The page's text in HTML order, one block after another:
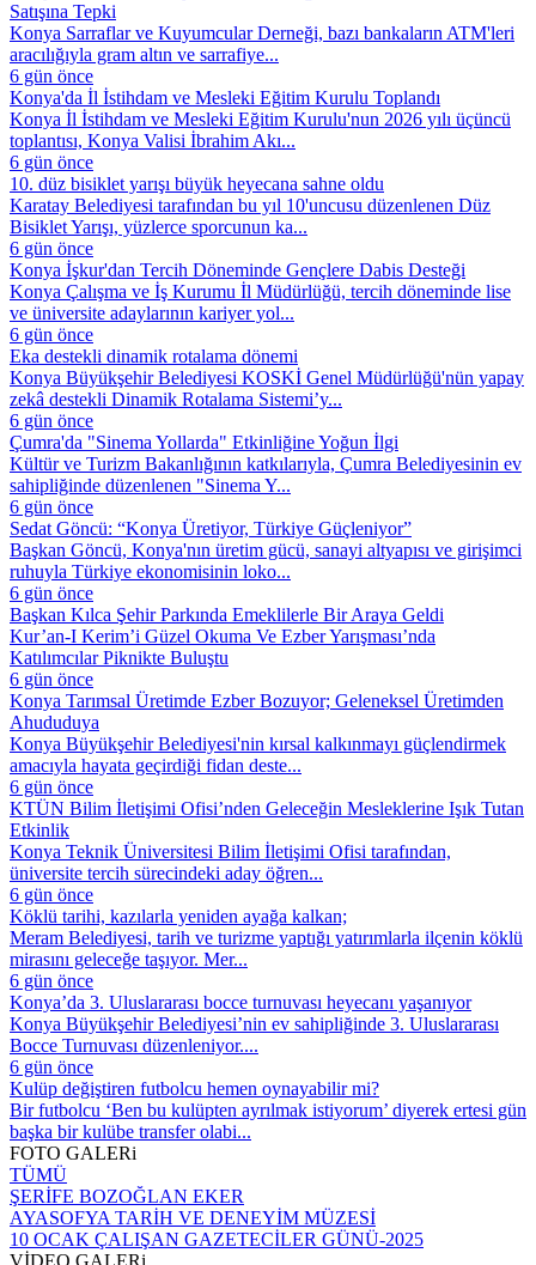
Satışına Tepki
Konya Sarraflar ve Kuyumcular Derneği, bazı bankaların ATM'leri
aracılığıyla gram altın ve sarrafiye...
6 gün önce
Konya'da İl İstihdam ve Mesleki Eğitim Kurulu Toplandı
Konya İl İstihdam ve Mesleki Eğitim Kurulu'nun 2026 yılı üçüncü
toplantısı, Konya Valisi İbrahim Akı...
6 gün önce
10. düz bisiklet yarışı büyük heyecana sahne oldu
Karatay Belediyesi tarafından bu yıl 10'uncusu düzenlenen Düz
Bisiklet Yarışı, yüzlerce sporcunun ka...
6 gün önce
Konya İşkur'dan Tercih Döneminde Gençlere Dabis Desteği
Konya Çalışma ve İş Kurumu İl Müdürlüğü, tercih döneminde lise
ve üniversite adaylarının kariyer yol...
6 gün önce
Eka destekli dinamik rotalama dönemi
Konya Büyükşehir Belediyesi KOSKİ Genel Müdürlüğü'nün yapay
zekâ destekli Dinamik Rotalama Sistemi’y...
6 gün önce
Çumra'da "Sinema Yollarda" Etkinliğine Yoğun İlgi
Kültür ve Turizm Bakanlığının katkılarıyla, Çumra Belediyesinin ev
sahipliğinde düzenlenen "Sinema Y...
6 gün önce
Sedat Göncü: “Konya Üretiyor, Türkiye Güçleniyor”
Başkan Göncü, Konya'nın üretim gücü, sanayi altyapısı ve girişimci
ruhuyla Türkiye ekonomisinin loko...
6 gün önce
Başkan Kılca Şehir Parkında Emeklilerle Bir Araya Geldi
Kur’an-I Kerim’i Güzel Okuma Ve Ezber Yarışması’nda
Katılımcılar Piknikte Buluştu
6 gün önce
Konya Tarımsal Üretimde Ezber Bozuyor; Geleneksel Üretimden
Ahududuya
Konya Büyükşehir Belediyesi'nin kırsal kalkınmayı güçlendirmek
amacıyla hayata geçirdiği fidan deste...
6 gün önce
KTÜN Bilim İletişimi Ofisi’nden Geleceğin Mesleklerine Işık Tutan
Etkinlik
Konya Teknik Üniversitesi Bilim İletişimi Ofisi tarafından,
üniversite tercih sürecindeki aday öğren...
6 gün önce
Köklü tarihi, kazılarla yeniden ayağa kalkan;
Meram Belediyesi, tarih ve turizme yaptığı yatırımlarla ilçenin köklü
mirasını geleceğe taşıyor. Mer...
6 gün önce
Konya’da 3. Uluslararası bocce turnuvası heyecanı yaşanıyor
Konya Büyükşehir Belediyesi’nin ev sahipliğinde 3. Uluslararası
Bocce Turnuvası düzenleniyor....
6 gün önce
Kulüp değiştiren futbolcu hemen oynayabilir mi?
Bir futbolcu ‘Ben bu kulüpten ayrılmak istiyorum’ diyerek ertesi gün
başka bir kulübe transfer olabi...
FOTO GALERi
TÜMÜ
ŞERİFE BOZOĞLAN EKER
AYASOFYA TARİH VE DENEYİM MÜZESİ
10 OCAK ÇALIŞAN GAZETECİLER GÜNÜ-2025
VİDEO GALERi